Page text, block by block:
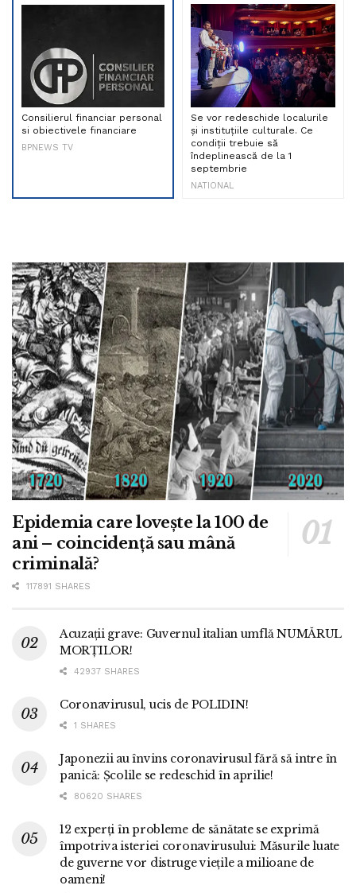
Consilierul financiar personal
si obiectivele financiare
BPNEWS TV
Se vor redeschide localurile
și instituțiile culturale. Ce
condiții trebuie să
îndeplinească de la 1
septembrie
NATIONAL
Epidemia care lovește la 100 de
ani – coincidență sau mână
criminală?
117891 SHARES
Acuzații grave: Guvernul italian umflă NUMĂRUL
MORȚILOR!
42937 SHARES
Coronavirusul, ucis de POLIDIN!
1 SHARES
Japonezii au învins coronavirusul fără să intre în
panică: Școlile se redeschid în aprilie!
80620 SHARES
12 experți în probleme de sănătate se exprimă
împotriva isteriei coronavirusului: Măsurile luate
de guverne vor distruge viețile a milioane de
oameni!